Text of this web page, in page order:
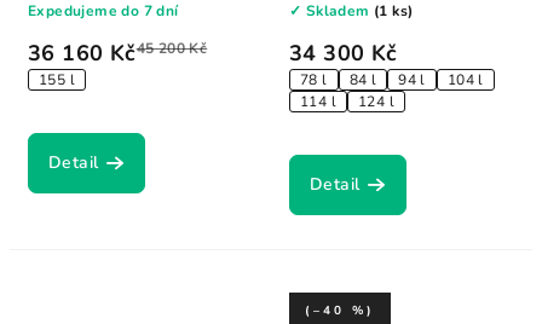
36 160 Kč45 200 Kč
155 l
Expedujeme do 7 dní
Detail
34 300 Kč
78 l 84 l 94 l
104 l
114 l
124 l
✓ Skladem (1 ks)
Detail
(–40 %)